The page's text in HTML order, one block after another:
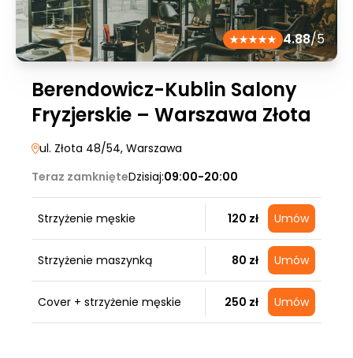
4.88/5
Berendowicz-Kublin Salony
Fryzjerskie – Warszawa Złota
ul. Złota 48/54, Warszawa
Teraz zamknięteDzisiaj:09:00-20:00
Strzyżenie męskie 120 zł Umów
Strzyżenie maszynką 80 zł Umów
Cover + strzyżenie męskie 250 zł Umów